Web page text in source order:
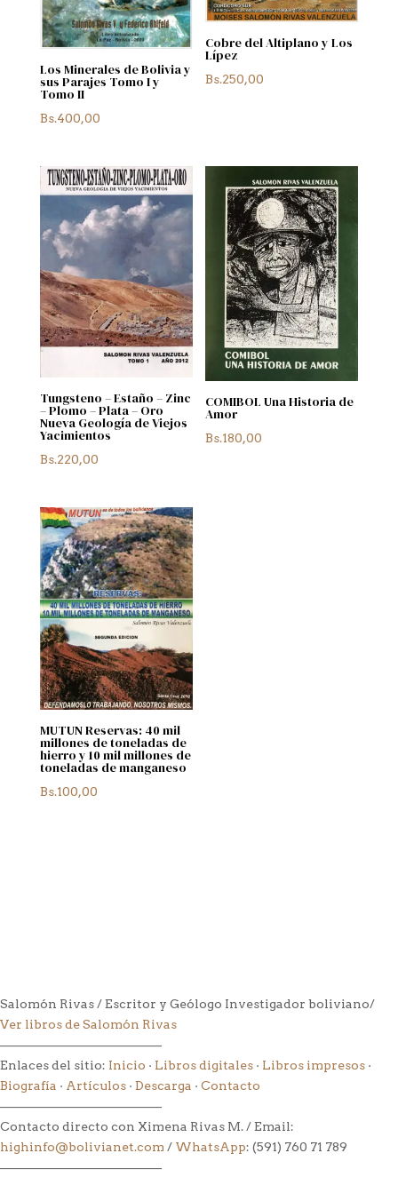
Los Minerales de Bolivia y
sus Parajes Tomo I y
Tomo II
Bs.400,00
Cobre del Altiplano y Los
Lípez
Bs.250,00
Tungsteno – Estaño – Zinc
– Plomo – Plata – Oro
Nueva Geología de Viejos
Yacimientos
Bs.220,00
COMIBOL Una Historia de
Amor
Bs.180,00
MUTUN Reservas: 40 mil
millones de toneladas de
hierro y 10 mil millones de
toneladas de manganeso
Bs.100,00
Salomón Rivas / Escritor y Geólogo Investigador boliviano/
Ver libros de Salomón Rivas
––––––––––––––––––––––––––
Enlaces del sitio: Inicio · Libros digitales · Libros impresos ·
Biografía · Artículos · Descarga · Contacto
––––––––––––––––––––––––––
Contacto directo con Ximena Rivas M. / Email:
highinfo@bolivianet.com / WhatsApp: (591) 760 71 789
––––––––––––––––––––––––––